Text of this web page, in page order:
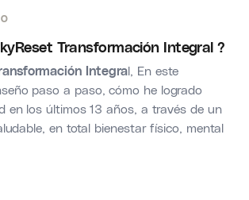
Transformación Integral ?
Integral, En este
paso a paso, cómo he logrado
en los últimos 13 años, a través de un
en total bienestar físico, mental